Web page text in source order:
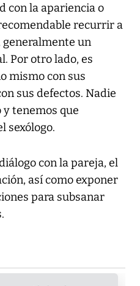
con la apariencia o
recurrir a
generalmente un
Por otro lado, es
mismo con sus
sus defectos. Nadie
tenemos que
sexólogo.
con la pareja, el
así como exponer
para subsanar